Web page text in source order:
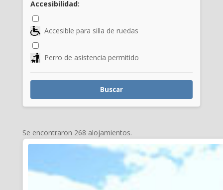
Accesibilidad:
Accesible para silla de ruedas
Perro de asistencia permitido
Buscar
Se encontraron 268 alojamientos.